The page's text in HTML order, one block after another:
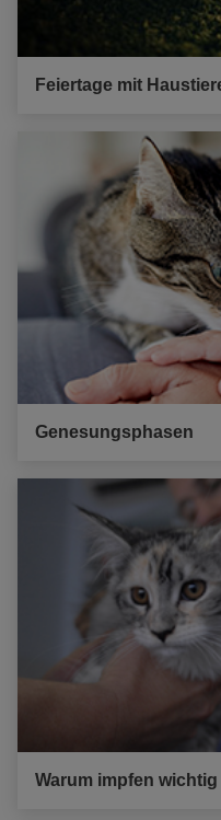
Feiertage mit
Genesungsphasen
Warum impfen